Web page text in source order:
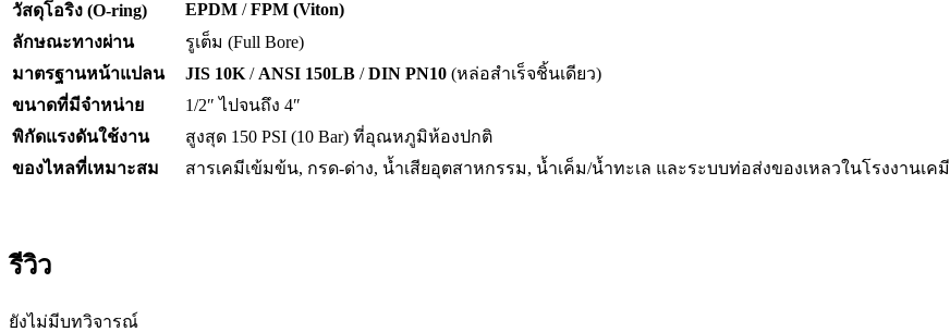
วัสดุโอริง (O-ring)
EPDM /FPM (Viton)
ลักษณะทางผ่าน
รูเต็ม (Full Bore)
มาตรฐานหน้าแปลน
JIS 10K / ANSI 150LB /DIN PN10 (หล่อสำเร็จชิ้นเดียว)
ขนาดที่มีจำหน่าย
1/2″ ไปจนถึง 4″
พิกัดแรงดันใช้งาน
สูงสุด 150 PSI (10 Bar) ที่อุณหภูมิห้องปกติ
ของไหลที่เหมาะสม
สารเคมีเข้มข้น, กรด-ด่าง, น้ำเสียอุตสาหกรรม, น้ำเค็ม/น้ำทะเล และระบบท่อส่งของเหลวในโรงงานเคมี
รีวิว
ยังไม่มีบทวิจารณ์